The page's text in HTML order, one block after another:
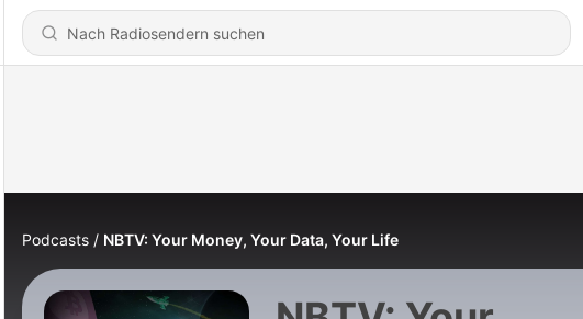
Podcasts NBTV: Your Money, Your Data, Your Life